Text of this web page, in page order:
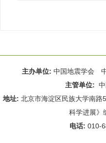
主办单位: 中国地震学会
主管单位:
地址: 北京市海淀区民族大学南路
科学进展》
电话: 010-